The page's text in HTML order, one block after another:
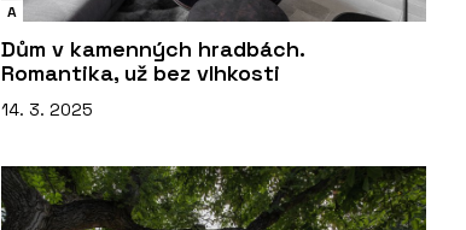
A
Dům v kamenných hradbách.
Romantika, už bez vlhkosti
14. 3. 2025